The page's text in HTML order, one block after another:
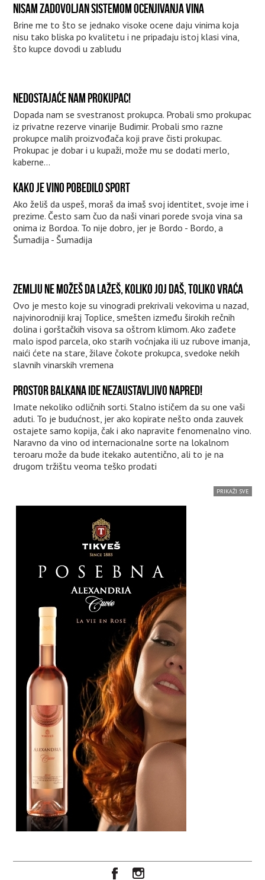
NISAM ZADOVOLJAN SISTEMOM OCENJIVANJA VINA
Brine me to što se jednako visoke ocene daju vinima koja
nisu tako bliska po kvalitetu i ne pripadaju istoj klasi vina,
što kupce dovodi u zabludu
NEDOSTAJAĆE NAM PROKUPAC!
Dopada nam se svestranost prokupca. Probali smo prokupac
iz privatne rezerve vinarije Budimir. Probali smo razne
prokupce malih proizvođača koji prave čisti prokupac.
Prokupac je dobar i u kupaži, može mu se dodati merlo,
kaberne...
KAKO JE VINO POBEDILO SPORT
Ako želiš da uspeš, moraš da imaš svoj identitet, svoje ime i
prezime. Često sam čuo da naši vinari porede svoja vina sa
onima iz Bordoa. To nije dobro, jer je Bordo - Bordo, a
Šumadija - Šumadija
ZEMLJU NE MOŽEŠ DA LAŽEŠ, KOLIKO JOJ DAŠ, TOLIKO VRAĆA
Ovo je mesto koje su vinogradi prekrivali vekovima u nazad,
najvinorodniji kraj Toplice, smešten između širokih rečnih
dolina i gorštačkih visova sa oštrom klimom. Ako zađete
malo ispod parcela, oko starih voćnjaka ili uz rubove imanja,
naići ćete na stare, žilave čokote prokupca, svedoke nekih
slavnih vinarskih vremena
PROSTOR BALKANA IDE NEZAUSTAVLJIVO NAPRED!
Imate nekoliko odličnih sorti. Stalno ističem da su one vaši
aduti. To je budućnost, jer ako kopirate nešto onda zauvek
ostajete samo kopija, čak i ako napravite fenomenalno vino.
Naravno da vino od internacionalne sorte na lokalnom
teroaru može da bude itekako autentično, ali to je na
drugom tržištu veoma teško prodati
PRIKAŽI SVE